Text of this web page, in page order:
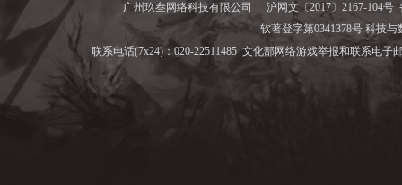
广州玖叁网络科技有限公司
沪网文〔2017〕2167-104号
软著登字第0341378号 科技
联系电话(7x24)：020-22511485 文化部网络游戏举报和联系电